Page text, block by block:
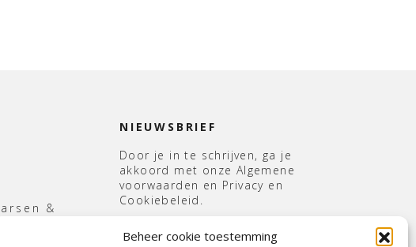
Beheer cookie toestemming
&
Plaids
NIEUWSBRIEF
Door je in te schrijven, ga je
akkoord met onze Algemene
voorwaarden en Privacy en
Cookiebeleid.
mailadres *